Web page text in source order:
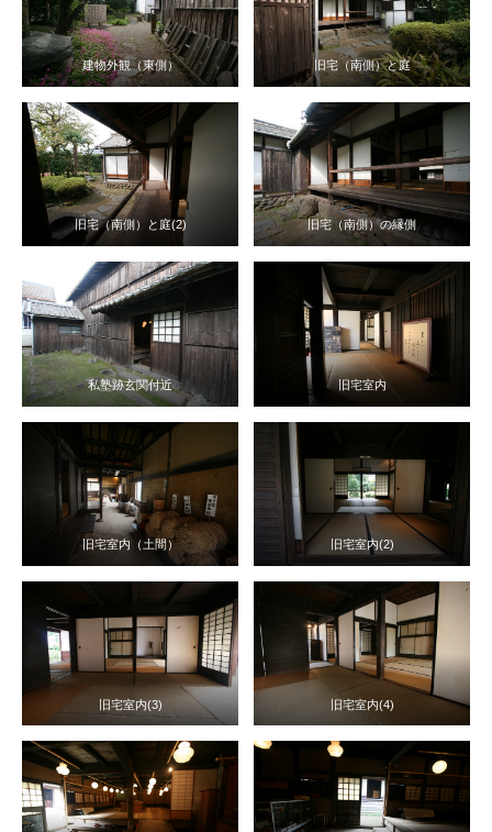
建物外観（東側） 旧宅（南側）と庭
旧宅（南側）と庭(2) 旧宅（南側）の縁側
私塾跡玄関付近 旧宅室内
旧宅室内（土間） 旧宅室内(2)
旧宅室内(3) 旧宅室内(4)